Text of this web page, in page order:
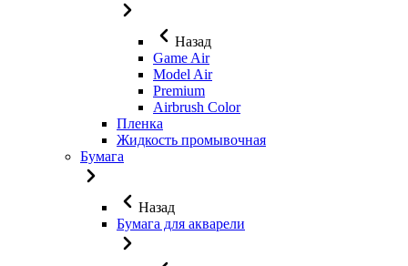
Назад
Game Air
Model Air
Premium
Airbrush Color
Пленка
Жидкость промывочная
Бумага
Назад
Бумага для акварели